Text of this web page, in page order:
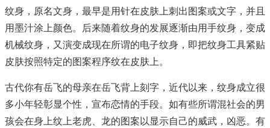
纹身，原名文身，最早是用针在皮肤上刺出图案或文字，并且
用墨汁涂上颜色。后来随着纹身的发展逐渐由用手纹身，变成
机械纹身，又演变成现在所谓的电子纹身，即把纹身工具紧贴
皮肤按照特定的图案程序纹在皮肤上。
古代你有岳飞的母亲在岳飞背上刻字，近代以来，纹身成立很
多小年轻彰显个性，宣布恋情的手段。如有些所谓混社会的男
孩会在身上纹上老虎、龙的图案以显示自己的威武，凶恶。有